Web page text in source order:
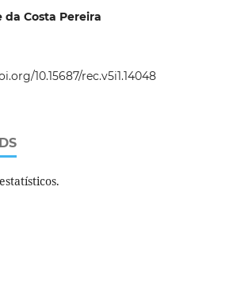
da Costa Pereira
10.15687/rec.v5i1.14048